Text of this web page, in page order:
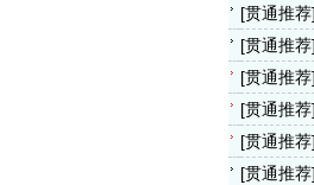
[贯通推荐]
[贯通推荐]
[贯通推荐]
[贯通推荐]
[贯通推荐]
[贯通推荐]